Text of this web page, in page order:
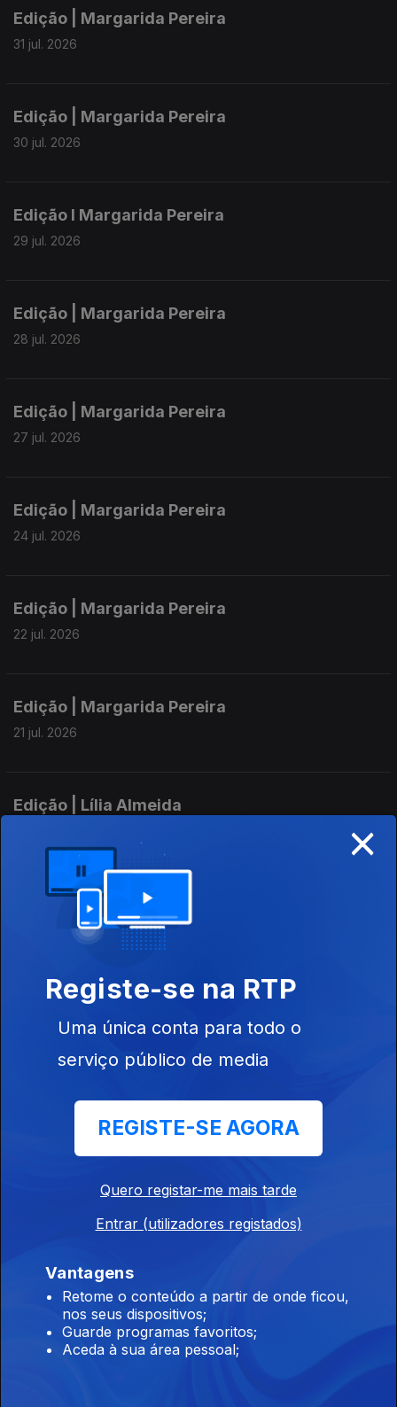
Edição | Margarida Pereira
31 jul. 2026
Edição | Margarida Pereira
30 jul. 2026
Edição I Margarida Pereira
29 jul. 2026
Edição | Margarida Pereira
28 jul. 2026
Edição | Margarida Pereira
27 jul. 2026
Edição | Margarida Pereira
24 jul. 2026
Edição | Margarida Pereira
22 jul. 2026
Edição | Margarida Pereira
21 jul. 2026
Edição | Lília Almeida
Edição | Margarida Pereira
17 jul. 2026
Edição I Margarida Pereira
15 jul. 2026
Edição | Margarida Pereira
Edição | Margarida Pereira
Edição | Lília Almeida
10 jul. 2026
×
Registe-se na RTP
Uma única conta para todo o
serviço público de media
REGISTE-SE AGORA
Quero registar-me mais tarde
Entrar (utilizadores registados)
Vantagens
Retome o conteúdo a partir de onde ficou,
nos seus dispositivos;
Guarde programas favoritos;
Aceda à sua área pessoal;